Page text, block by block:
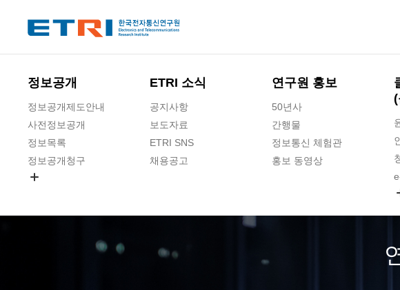
정보공개
정보공개제도안내
사전정보공개
정보목록
정보공개청구
ETRI 소식
공지사항
보도자료
ETRI SNS
채용공고
연구원 홍보
50년사
간행물
정보통신 체험관
홍보 동영상